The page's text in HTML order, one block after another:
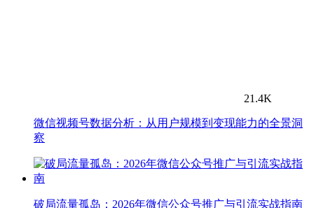
21.4K
微信视频号数据分析：从用户规模到变现能力的全景洞
察
破局流量孤岛：2026年微信公众号推广与引流实战指南